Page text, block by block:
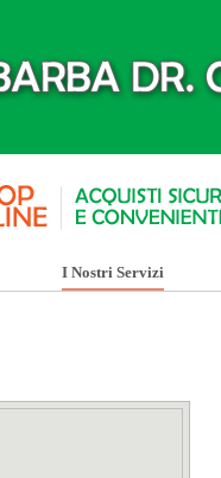
I Nostri Servizi